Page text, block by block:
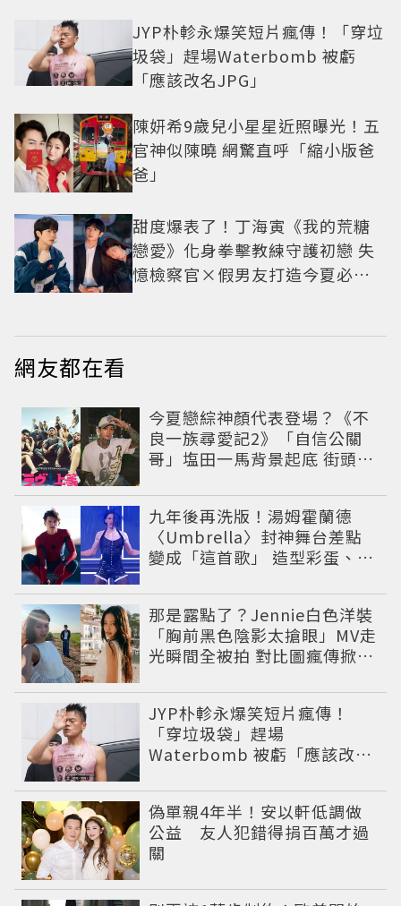
JYP朴軫永爆笑短片瘋傳！「穿垃
圾袋」趕場Waterbomb 被虧
「應該改名JPG」
陳妍希9歲兒小星星近照曝光！五
官神似陳曉 網驚直呼「縮小版爸
爸」
甜度爆表了！丁海寅《我的荒糖
戀愛》化身拳擊教練守護初戀 失
憶檢察官×假男友打造今夏必看
網友都在看
今夏戀綜神顏代表登場？《不
良一族尋愛記2》「自信公關
哥」塩田一馬背景起底 街頭辣
九年後再洗版！湯姆霍蘭德
〈Umbrella〉封神舞台差點
變成「這首歌」 造型彩蛋、暖
那是露點了？Jennie白色洋裝
「胸前黑色陰影太搶眼」MV走
光瞬間全被拍 對比圖瘋傳掀論
JYP朴軫永爆笑短片瘋傳！
「穿垃圾袋」趕場
Waterbomb 被虧「應該改名
偽單親4年半！安以軒低調做
公益 友人犯錯得捐百萬才過
關